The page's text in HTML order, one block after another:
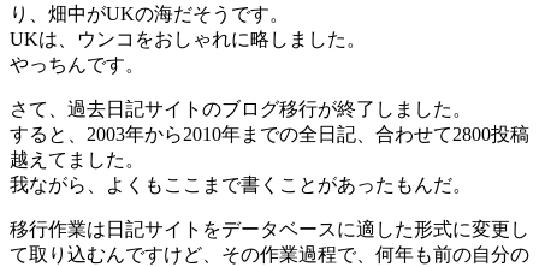
り、畑中がUKの海だそうです。
UKは、ウンコをおしゃれに略しました。
やっちんです。
さて、過去日記サイトのブログ移行が終了しました。
すると、2003年から2010年までの全日記、合わせて2800投稿
越えてました。
我ながら、よくもここまで書くことがあったもんだ。
移行作業は日記サイトをデータベースに適した形式に変更し
て取り込むんですけど、その作業過程で、何年も前の自分の